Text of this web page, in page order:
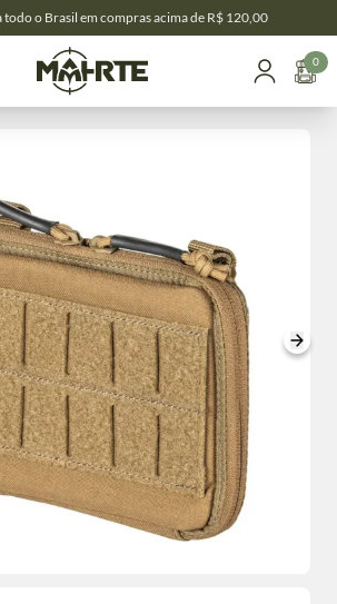
todo o Brasil em compras acima de R$ 120,00
0